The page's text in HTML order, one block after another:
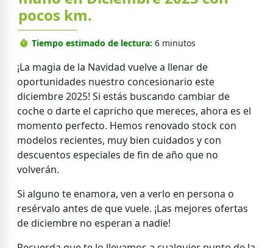
pocos km.
Tiempo estimado de lectura: 6 minutos
¡La magia de la Navidad vuelve a llenar de
oportunidades nuestro concesionario este
diciembre 2025! Si estás buscando cambiar de
coche o darte el capricho que mereces, ahora es el
momento perfecto. Hemos renovado stock con
modelos recientes, muy bien cuidados y con
descuentos especiales de fin de año que no
volverán.
Si alguno te enamora, ven a verlo en persona o
resérvalo antes de que vuele. ¡Las mejores ofertas
de diciembre no esperan a nadie!